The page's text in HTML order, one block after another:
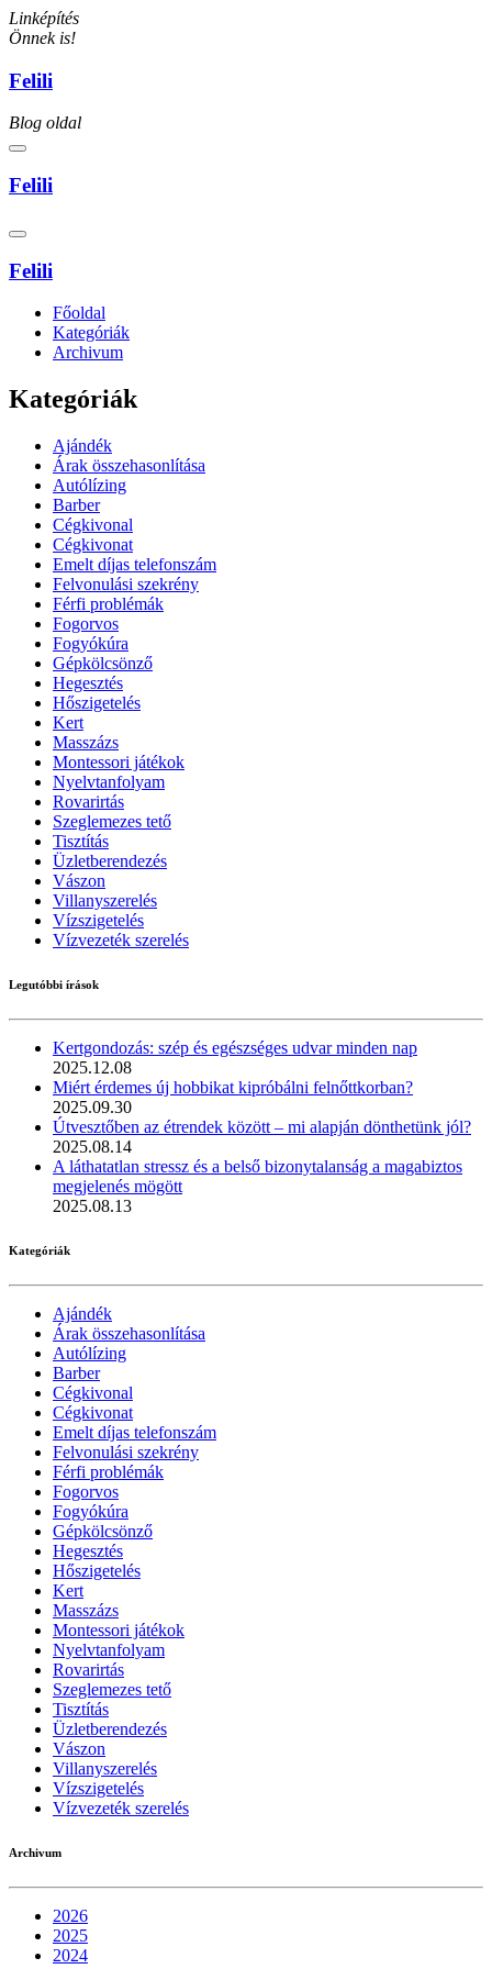
Linképítés
Önnek is!
Felili
Blog oldal
Felili
Felili
Főoldal
Kategóriák
Archivum
Kategóriák
Ajándék
Árak összehasonlítása
Autólízing
Barber
Cégkivonal
Cégkivonat
Emelt díjas telefonszám
Felvonulási szekrény
Férfi problémák
Fogorvos
Fogyókúra
Gépkölcsönző
Hegesztés
Hőszigetelés
Kert
Masszázs
Montessori játékok
Nyelvtanfolyam
Rovarirtás
Szeglemezes tető
Tisztítás
Üzletberendezés
Vászon
Villanyszerelés
Vízszigetelés
Vízvezeték szerelés
Legutóbbi írások
Kertgondozás: szép és egészséges udvar minden nap
2025.12.08
Miért érdemes új hobbikat kipróbálni felnőttkorban?
2025.09.30
Útvesztőben az étrendek között – mi alapján dönthetünk jól?
2025.08.14
A láthatatlan stressz és a belső bizonytalanság a magabiztos
megjelenés mögött
2025.08.13
Kategóriák
Ajándék
Árak összehasonlítása
Autólízing
Barber
Cégkivonal
Cégkivonat
Emelt díjas telefonszám
Felvonulási szekrény
Férfi problémák
Fogorvos
Fogyókúra
Gépkölcsönző
Hegesztés
Hőszigetelés
Kert
Masszázs
Montessori játékok
Nyelvtanfolyam
Rovarirtás
Szeglemezes tető
Tisztítás
Üzletberendezés
Vászon
Villanyszerelés
Vízszigetelés
Vízvezeték szerelés
Archivum
2026
2025
2024